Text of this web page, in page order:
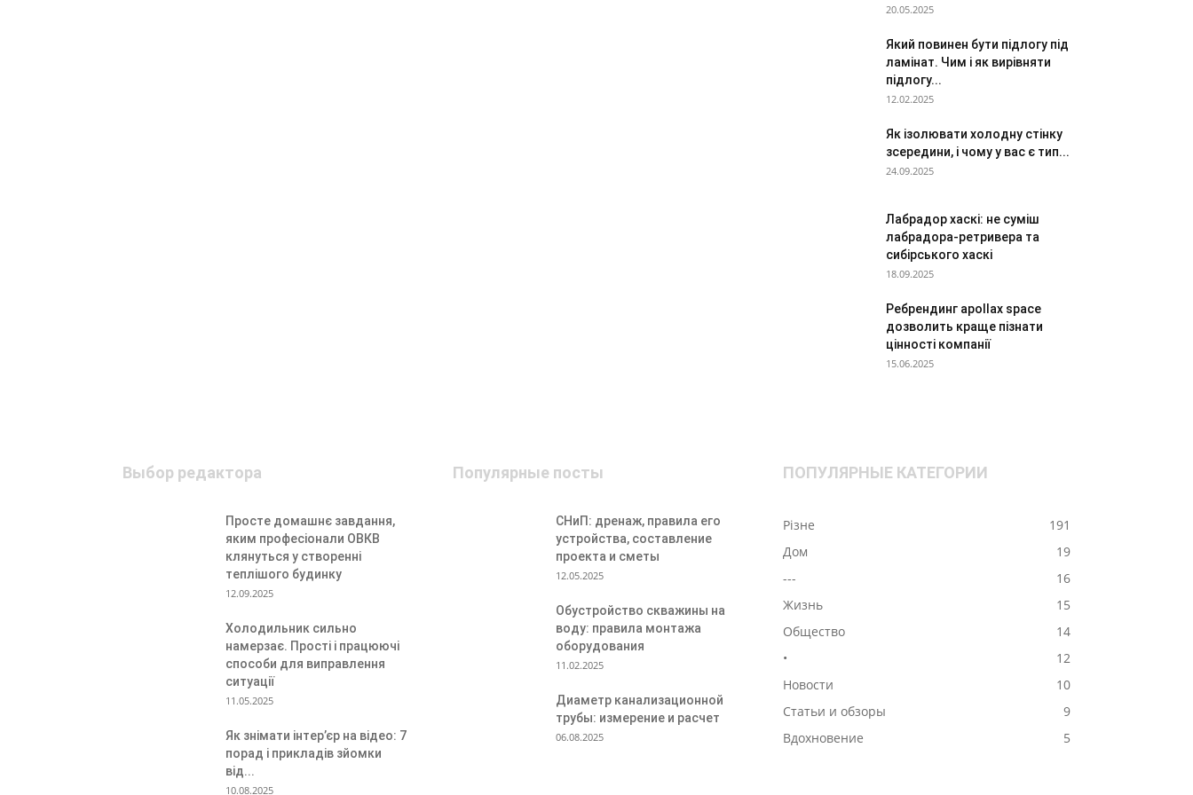
20.05.2025
Який повинен бути підлогу під
ламінат. Чим і як вирівняти
підлогу...
12.02.2025
Як ізолювати холодну стінку
зсередини, і чому у вас є тип...
24.09.2025
Лабрадор хаскі: не суміш
лабрадора-ретривера та
сибірського хаскі
18.09.2025
Ребрендинг apollax ѕрасе
дозволить краще пізнати
цінності компанії
15.06.2025
Выбор редактора
Просте домашнє завдання,
яким професіонали ОВКВ
клянуться у створенні
теплішого будинку
12.09.2025
Холодильник сильно
намерзає. Прості і працюючі
способи для виправлення
ситуації
11.05.2025
Як знімати інтер’єр на відео: 7
порад і прикладів зйомки
від...
10.08.2025
Популярные посты
СНиП: дренаж, правила его
устройства, составление
проекта и сметы
12.05.2025
Обустройство скважины на
воду: правила монтажа
оборудования
11.02.2025
Диаметр канализационной
трубы: измерение и расчет
06.08.2025
ПОПУЛЯРНЫЕ КАТЕГОРИИ
Різне
191
Дом
19
---
16
Жизнь
15
Общество
14
•
12
Новости
10
Статьи и обзоры
9
Вдохновение
5